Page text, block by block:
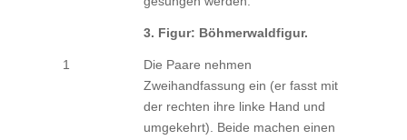
3. Figur: Böhmerwaldfigur.
1
Die Paare nehmen
Zweihandfassung ein (er fasst mit
der rechten ihre linke Hand und
umgekehrt). Beide machen einen